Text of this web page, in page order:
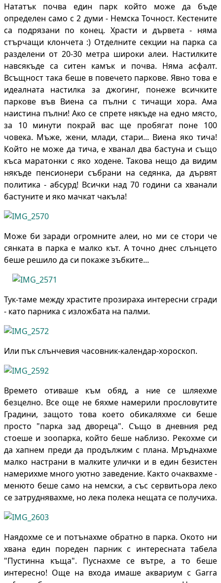
Нататък почва един парк който може да бъде
определен само с 2 думи - Немска Точност. Кестените
са подрязани по конец. Храсти и дървета - няма
стърчащи клончета :) Отделните секции на парка са
разделени от 20-30 метра широки алеи. Настилките
навсякъде са ситен камък и почва. Няма асфалт.
Всъщност така беше в повечето паркове. Явно това е
идеалната настилка за джогинг, понеже всичките
паркове във Виена са пълни с тичащи хора. Ама
наистина пълни! Ако се спрете някъде на едно място,
за 10 минути покрай вас ще пробягат поне 100
човека. Мъже, жени, млади, стари... Виена яко тича!
Който не може да тича, е хванал два бастуна и също
къса маратонки с яко ходене. Такова нещо да видим
някъде пенсионери събрани на седянка, да дървят
политика - абсурд! Всички над 70 години са хванали
бастуните и яко мачкат чакъла!
Може би заради огромните алеи, но ми се стори че
сянката в парка е малко кът. А точно днес слънцето
беше решило да си покаже зъбките...
Тук-таме между храстите прозираха интересни сгради
- като парника с изложбата на палми.
Или пък слънчевия часовник-календар-хороскоп.
Времето отиваше към обяд, а ние се шляехме
безцелно. Все още не бяхме намерили прословутите
Градини, защото това което обикаляхме си беше
просто "парка зад двореца". Също в дневния ред
стоеше и зоопарка, който беше наблизо. Рекохме си
да хапнем преди да продължим с плана. Мръднахме
малко настрани в малките улички и в един безистен
намерихме много уютно заведение. Както очаквахме -
менюто беше само на немски, а със сервитьора леко
се затруднявахме, но лека полека нещата се получиха.
Наядохме се и потънахме обратно в парка. Окото ни
хвана един пореден парник с интересната табела
"Пустинна къща". Пуснахме се вътре, а то беше
интересно! Още на входа имаше аквариум с Garra